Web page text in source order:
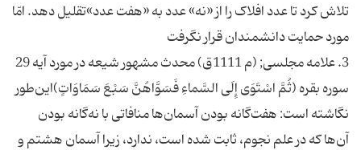
تلاش کرد تا عدد افلاک را از «نه» عدد به «هفت عدد»تقلیل دهد. امّا
مورد حمایت دانشمندان قرار نگرفت
3. علامه مجلسی; (م 1111ق) محدث مشهور شیعه در مورد آیه‌ 29
سوره‌ بقره (ثُمَّ اسْتَوَی‌ إِلَی السَّماءِ فَسَوَّاهُنَّ سَبْعَ سَمَاوَاتٍ)این‌طور
نگاشته است: هفت‌گانه بودن آسمان‌ها منافاتی با نه‌گانه بودن
آن‌ها که در علم نجوم، ثابت شده است، ندارد، زیرا آسمان هشتم و